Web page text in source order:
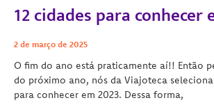
12 cidades para conhecer
2 de março de 2025
O fim do ano está praticamente aí!! Então
do próximo ano, nós da Viajoteca
para conhecer em 2023. Dessa forma,